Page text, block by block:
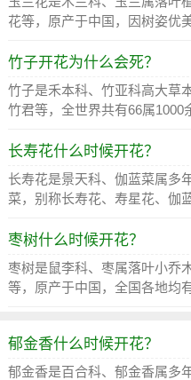
花等，原产于中国，因树姿优
竹子开花为什么会死？
竹子是禾本科、竹亚科高大草
竹君等，全世界共有66属1000
长寿花什么时候开花？
长寿花是景天科、伽蓝菜属多
菜，别称长寿花、寿星花、伽
枣树什么时候开花？
枣树是鼠李科、枣属落叶小乔
等，原产于中国，全国各地均
郁金香什么时候开花？
郁金香是百合科、郁金香属多